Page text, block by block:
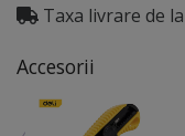
Taxa livrare de
Accesorii